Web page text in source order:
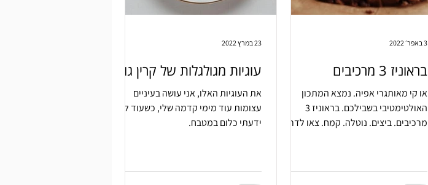
בראוניז 3 מרכיבים
או קי מאותגרי אפיה. נמצא המתכון
האולטימטיבי בשבילכם. בראוניז 3
מרכיבים. ביצים. נוטלה. קמח. צאו לדרך.
3 באפר׳ 2022
עוגיות מגולגלות של קרין גורן
את העוגיות האלו, אני עושה בעיניים
עצומות עוד מימי קדמה שלי, כשעוד לא
ידעתי כלום במטבח.
23 במרץ 2022